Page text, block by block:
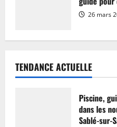
26 mars
TENDANCE ACTUELLE
Piscine,
dans les
Sablé-sur-